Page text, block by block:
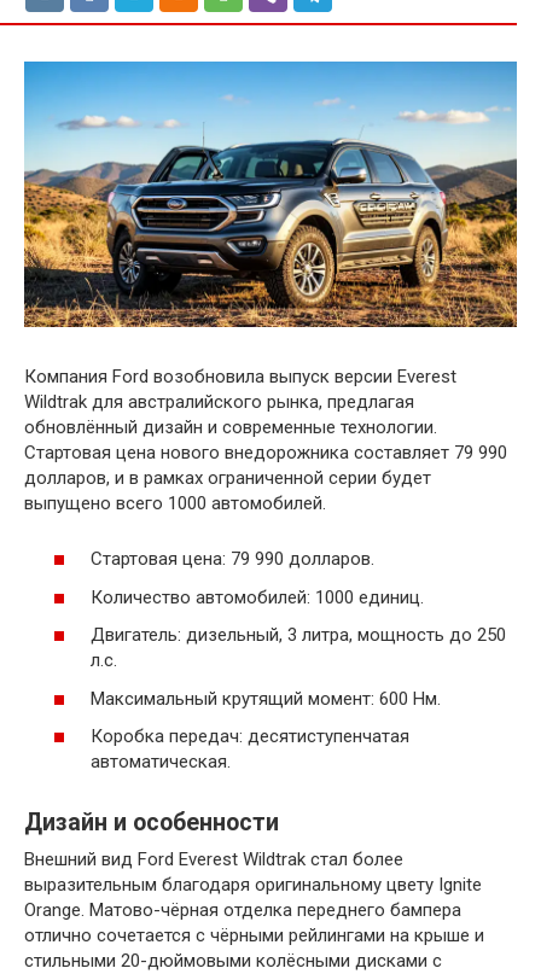
Компания Ford возобновила выпуск версии Everest
Wildtrak для австралийского рынка, предлагая
обновлённый дизайн и современные технологии.
Стартовая цена нового внедорожника составляет 79 990
долларов, и в рамках ограниченной серии будет
выпущено всего 1000 автомобилей.
Стартовая цена: 79 990 долларов.
Количество автомобилей: 1000 единиц.
Двигатель: дизельный, 3 литра, мощность до 250
л.с.
Максимальный крутящий момент: 600 Нм.
Коробка передач: десятиступенчатая
автоматическая.
Дизайн и особенности
Внешний вид Ford Everest Wildtrak стал более
выразительным благодаря оригинальному цвету Ignite
Orange. Матово-чёрная отделка переднего бампера
отлично сочетается с чёрными рейлингами на крыше и
стильными 20-дюймовыми колёсными дисками с